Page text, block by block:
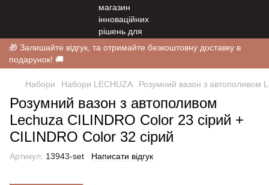
🎁 Залишайте відгук, та отримайте безкоштовну доставку в
подарунок! 🚚
Набори Набори LECHUZA Розумний вазон з автополивом
Розумний вазон з автополивом
Lechuza CILINDRO Color 23 сірий +
CILINDRO Color 32 сірий
Артикул: 13943-set Написати відгук